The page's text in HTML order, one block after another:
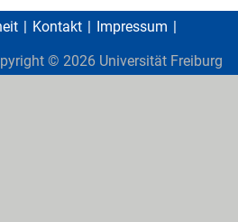
Kontakt
Impressum
© 2026 Universität Freiburg